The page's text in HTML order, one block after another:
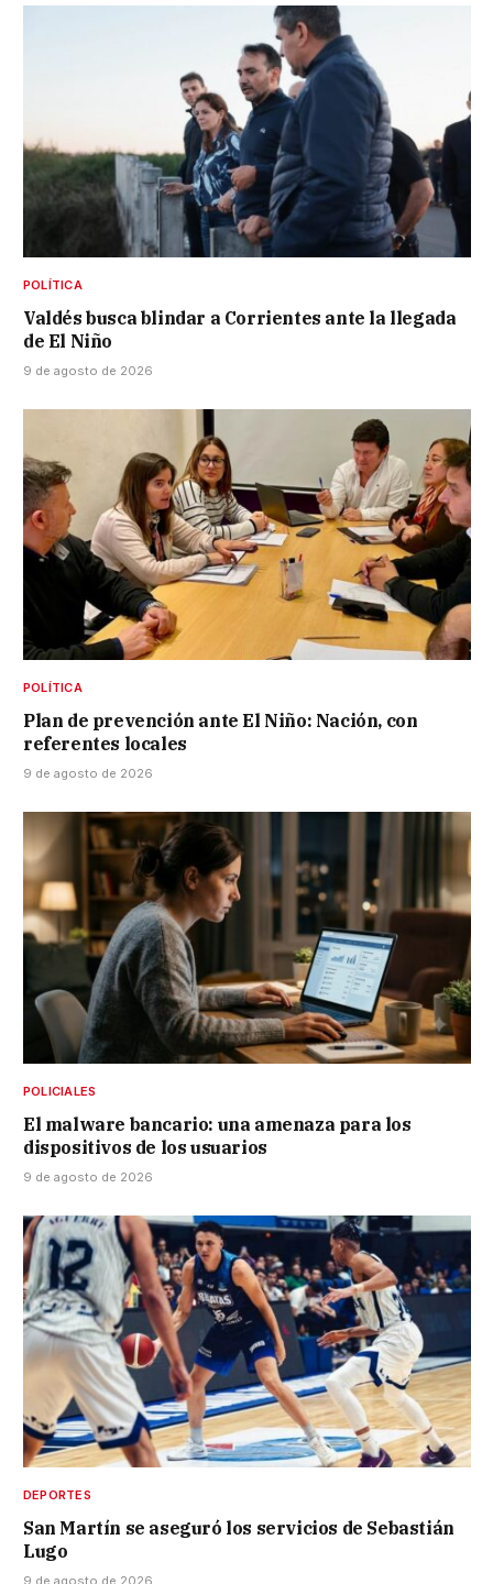
POLÍTICA
Valdés busca blindar a Corrientes ante la llegada
de El Niño
9 de agosto de 2026
POLÍTICA
Plan de prevención ante El Niño: Nación, con
referentes locales
9 de agosto de 2026
POLICIALES
El malware bancario: una amenaza para los
dispositivos de los usuarios
9 de agosto de 2026
DEPORTES
San Martín se aseguró los servicios de Sebastián
Lugo
9 de agosto de 2026